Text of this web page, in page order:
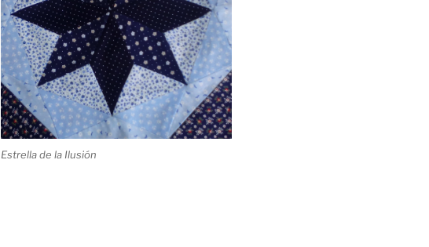
Estrella de la Ilusión